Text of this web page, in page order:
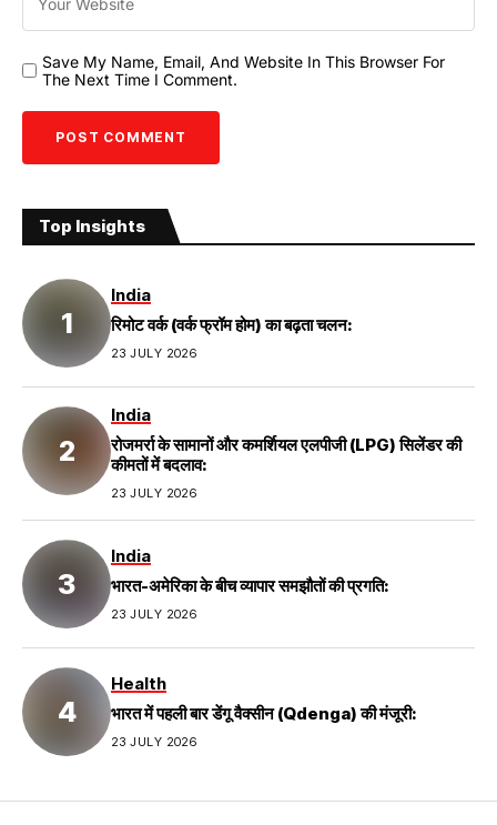
Save My Name, Email, And Website In This Browser For
The Next Time I Comment.
Top Insights
India
रिमोट वर्क (वर्क फ्रॉम होम) का बढ़ता चलन:
23 JULY 2026
India
रोजमर्रा के सामानों और कमर्शियल एलपीजी (LPG) सिलेंडर की
कीमतों में बदलाव:
23 JULY 2026
India
भारत-अमेरिका के बीच व्यापार समझौतों की प्रगति:
23 JULY 2026
Health
भारत में पहली बार डेंगू वैक्सीन (Qdenga) की मंजूरी:
23 JULY 2026